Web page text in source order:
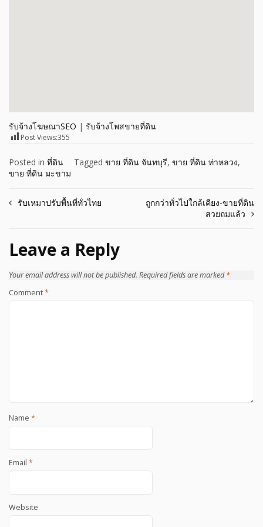
รับจ้างโฆษณาSEO | รับจ้างโพสขายที่ดิน
Post Views:355
Posted in ที่ดิน Tagged ขาย ที่ดิน จันทบุรี, ขาย ที่ดิน ท่าหลวง,
ขาย ที่ดิน มะขาม
Post
รับเหมาปรับพื้นที่ทั่วไทย
ถูกกว่าทั่วไปใกล้เคียง-ขายที่ดิน
สวยถมแล้ว
Leave a Reply
Your email address will not be published. Required fields are marked*
Comment*
Name *
Email *
Website